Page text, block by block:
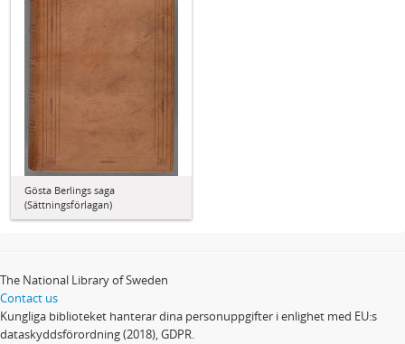
Gösta Berlings saga
(Sättningsförlagan)
The National Library of Sweden
Contact us
Kungliga biblioteket hanterar dina personuppgifter i enlighet med EU:s
dataskyddsförordning (2018), GDPR.